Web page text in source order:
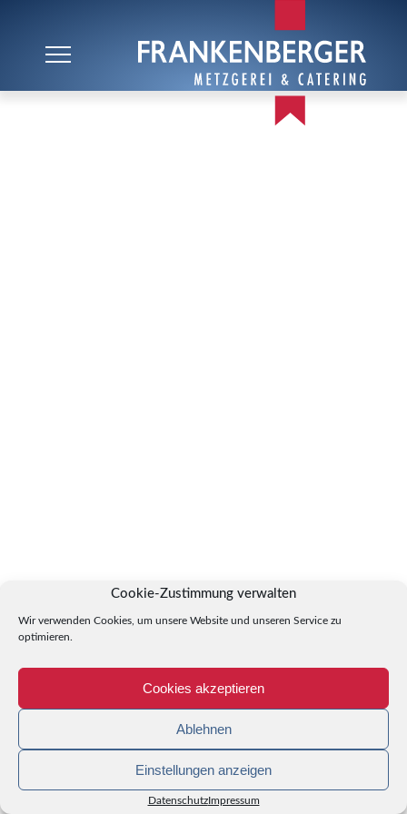
Cookie-Zustimmung verwalten
Wir verwenden Cookies, um unsere Website und unseren Service zu
optimieren.
Cookies akzeptieren
Ablehnen
Einstellungen anzeigen
DatenschutzImpressum